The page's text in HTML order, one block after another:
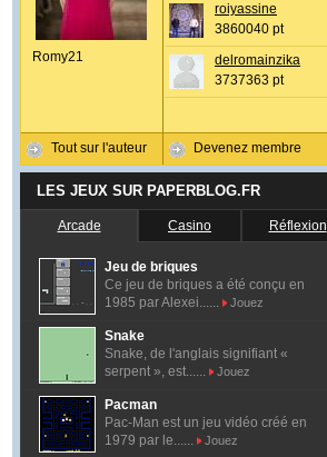
Romy21
Tout sur l'auteur
roiyassine
3860040 pt
delromainzika
3737363 pt
Devenez membre
LES JEUX SUR PAPERBLOG.FR
Arcade Casino Réflexion
Jeu de briques
Ce jeu de briques a été conçu en
1985 par Alexei......
Jouez
Snake
Snake, de l'anglais signifiant «
serpent », est......
Jouez
Pacman
Pac-Man est un jeu vidéo créé en
1979 par le......
Jouez